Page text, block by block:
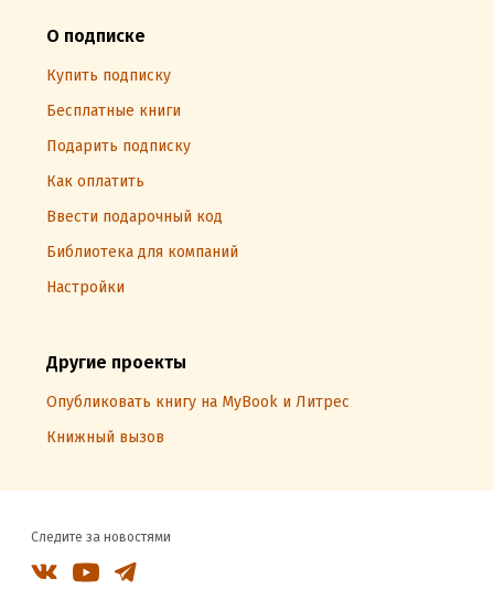
О подписке
Купить подписку
Бесплатные книги
Подарить подписку
Как оплатить
Ввести подарочный код
Библиотека для компаний
Настройки
Другие проекты
Опубликовать книгу на MyBook и Литрес
Книжный вызов
Следите за новостями